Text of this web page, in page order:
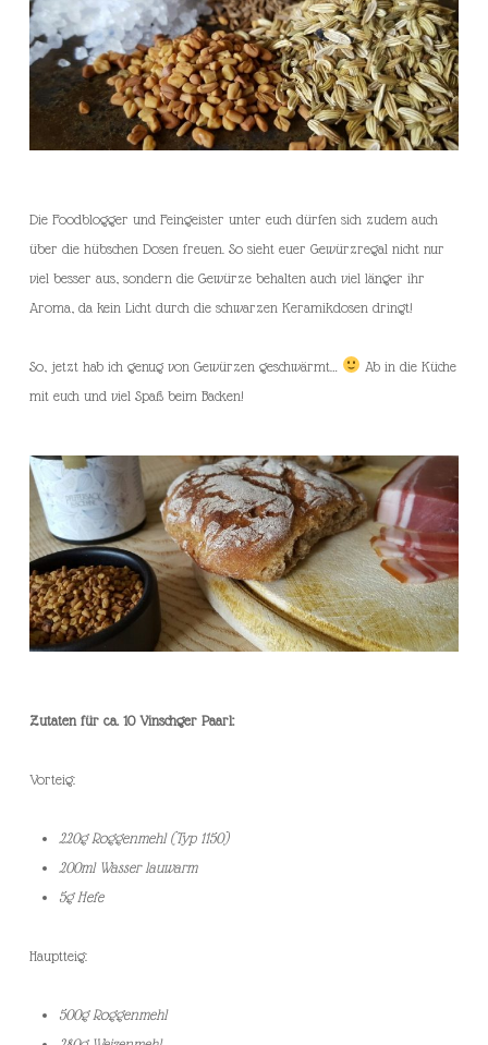
Die Foodblogger und Feingeister unter euch dürfen sich zudem auch
über die hübschen Dosen freuen. So sieht euer Gewürzregal nicht nur
viel besser aus, sondern die Gewürze behalten auch viel länger ihr
Aroma, da kein Licht durch die schwarzen Keramikdosen dringt!
So, jetzt hab ich genug von Gewürzen geschwärmt…
Ab in die Küche
mit euch und viel Spaß beim Backen!
Zutaten für ca. 10 Vinschger Paarl:
Vorteig:
220g Roggenmehl (Typ 1150)
200ml Wasser lauwarm
5g Hefe
Hauptteig:
500g Roggenmehl